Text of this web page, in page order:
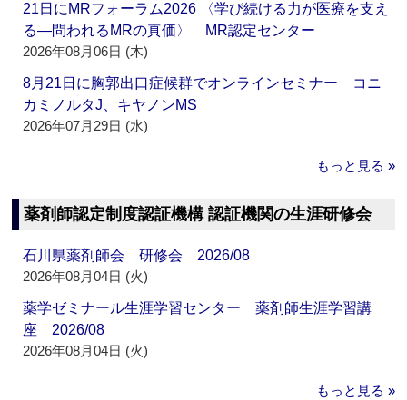
21日にMRフォーラム2026 〈学び続ける力が医療を支え
る―問われるMRの真価〉 MR認定センター
2026年08月06日 (木)
8月21日に胸郭出口症候群でオンラインセミナー コニ
カミノルタJ、キヤノンMS
2026年07月29日 (水)
もっと見る »
薬剤師認定制度認証機構 認証機関の生涯研修会
石川県薬剤師会 研修会 2026/08
2026年08月04日 (火)
薬学ゼミナール生涯学習センター 薬剤師生涯学習講
座 2026/08
2026年08月04日 (火)
もっと見る »